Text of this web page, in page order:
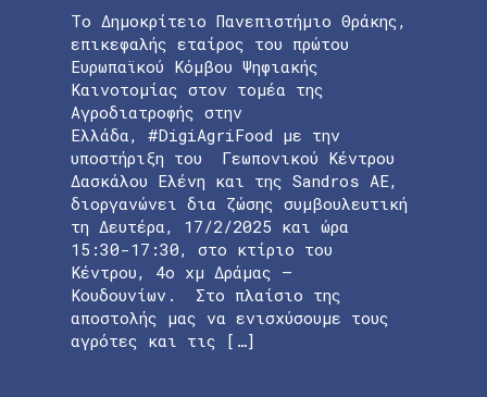
Το Δημοκρίτειο Πανεπιστήμιο Θράκης,
επικεφαλής εταίρος του πρώτου
Ευρωπαϊκού Κόμβου Ψηφιακής
Καινοτομίας στον τομέα της
Αγροδιατροφής στην
Ελλάδα, #DigiAgriFood με την
υποστήριξη του Γεωπονικού Κέντρου
Δασκάλου Ελένη και της Sandros AE,
διοργανώνει δια ζώσης συμβουλευτική
τη Δευτέρα, 17/2/2025 και ώρα
15:30-17:30, στο κτίριο του
Κέντρου, 4ο χμ Δράμας –
Κουδουνίων. Στο πλαίσιο της
αποστολής μας να ενισχύσουμε τους
αγρότες και τις […]